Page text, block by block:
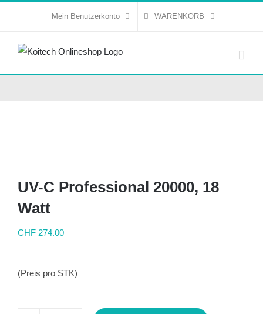
Mein Benutzerkonto WARENKORB
UV-C Professional 20000, 18
Watt
CHF 274.00
(Preis pro STK)